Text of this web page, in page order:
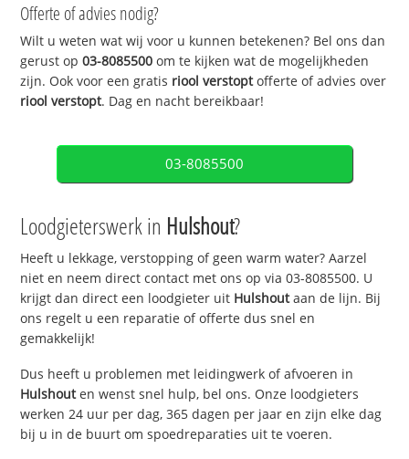
Offerte of advies nodig?
Wilt u weten wat wij voor u kunnen betekenen? Bel ons dan
gerust op03-8085500 om te kijken wat de mogelijkheden
zijn. Ook voor een gratis riool verstoptofferte of advies over
riool verstopt. Dag en nacht bereikbaar!
03-8085500
Loodgieterswerk in Hulshout?
Heeft u lekkage, verstopping of geen warm water? Aarzel
niet en neem direct contact met ons op via 03-8085500. U
krijgt dan direct een loodgieter uit Hulshoutaan de lijn. Bij
ons regelt u een reparatie of offerte dus snel en
gemakkelijk!
Dus heeft u problemen met leidingwerk of afvoeren in
Hulshouten wenst snel hulp, bel ons. Onze loodgieters
werken 24 uur per dag, 365 dagen per jaar en zijn elke dag
bij u in de buurt om spoedreparaties uit te voeren.